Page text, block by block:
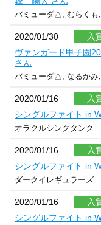
バミューダ△, むらくも
2020/01/30
入
ヴァンガード甲子園
さん
バミューダ△, なるかみ
2020/01/16
入
シングルファイト in
オラクルシンクタンク
2020/01/16
入
シングルファイト in
ダークイレギュラーズ
2020/01/16
入
シングルファイト in